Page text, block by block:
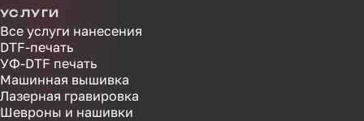
УСЛУГИ
Все услуги нанесения
DTF-печать
УФ-DTF печать
Машинная вышивка
Лазерная гравировка
Шевроны и нашивки